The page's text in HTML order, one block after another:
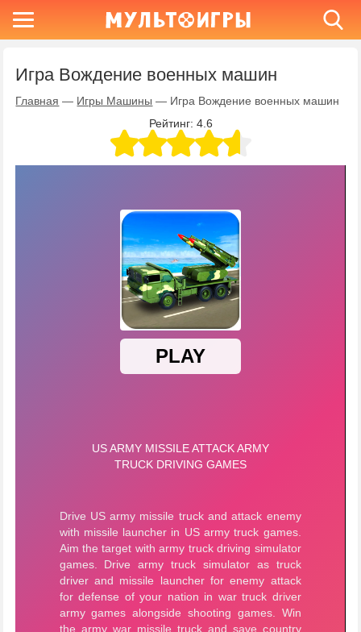
Игра Вождение военных машин
Главная — Игры Машины — Игра Вождение военных машин
Рейтинг: 4.6